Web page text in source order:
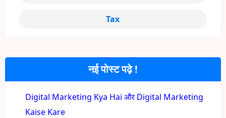
नई पोस्ट पढ़े !
Digital Marketing Kya Hai और Digital Marketing
Kaise Kare
Tax